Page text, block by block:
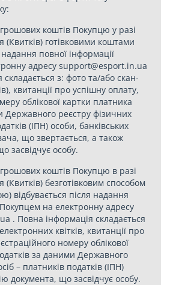
коштів Покупцю у разі
готівковими коштами
надання повної інформації
адресу support@esport.in.ua
з: фото та/або скан-
квитанції про успішну оплату,
облікової картки платника
Державного реєстру фізичних
(ІПН) особи, банківських
що звертається, а також
засвідчує особу.
коштів Покупцю в разі
безготівковим способом
відбувається після надання
на електронну адресу
. Повна інформація складається
квітків, квитанції про
номеру облікової
за даними Державного
– платників податків (ІПН)
документа, що засвідчує особу.